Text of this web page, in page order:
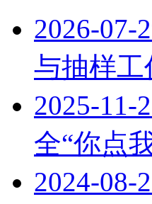
2026-07-
与抽样工
2025-11-
全“你点
2024-08-